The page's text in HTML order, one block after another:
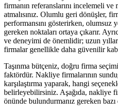
firmanın referanslarını incelemeli ve
atmalısınız. Olumlu geri dönüşler,
performansını gösterirken, olumsuz
gereken noktaları ortaya çıkarır.
ve deneyimi de önemlidir; uzun
firmalar genellikle daha güvenilir
Taşınma bütçeniz, doğru firma
faktördür. Nakliye firmalarının
karşılaştırma yaparak, hangi
belirleyebilirsiniz. Aşağıda, nakliye
önünde bulundurmanız gereken